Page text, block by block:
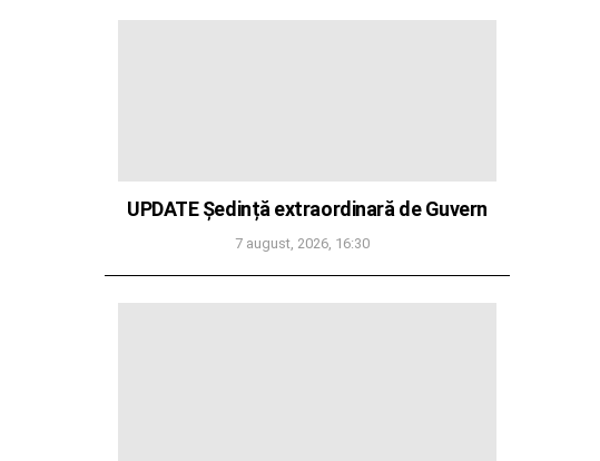
UPDATE Ședință extraordinară de Guvern
7 august, 2026, 16:30